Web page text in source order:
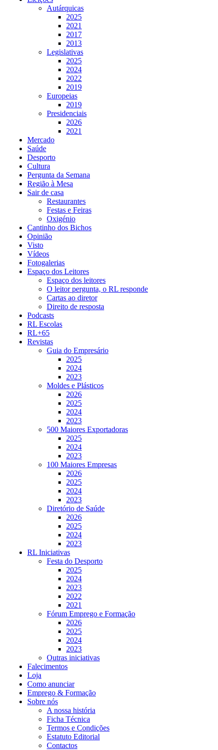
Autárquicas
2025
2021
2017
2013
Legislativas
2025
2024
2022
2019
Europeias
2019
Presidenciais
2026
2021
Mercado
Saúde
Desporto
Cultura
Pergunta da Semana
Região à Mesa
Sair de casa
Restaurantes
Festas e Feiras
Oxigénio
Cantinho dos Bichos
Opinião
Visto
Vídeos
Fotogalerias
Espaço dos Leitores
Espaço dos leitores
O leitor pergunta, o RL responde
Cartas ao diretor
Direito de resposta
Podcasts
RL Escolas
RL+65
Revistas
Guia do Empresário
2025
2024
2023
Moldes e Plásticos
2026
2025
2024
2023
500 Maiores Exportadoras
2025
2024
2023
100 Maiores Empresas
2026
2025
2024
2023
Diretório de Saúde
2026
2025
2024
2023
RL Iniciativas
Festa do Desporto
2025
2024
2023
2022
2021
Fórum Emprego e Formação
2026
2025
2024
2023
Outras iniciativas
Falecimentos
Loja
Como anunciar
Emprego & Formação
Sobre nós
A nossa história
Ficha Técnica
Termos e Condições
Estatuto Editorial
Contactos